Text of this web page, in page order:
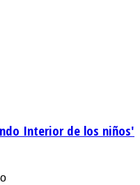
Interior de los niños'